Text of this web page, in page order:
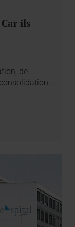
ils
de